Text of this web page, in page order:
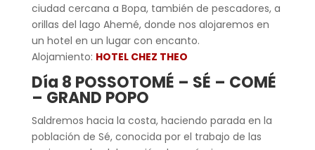
ciudad cercana a Bopa, también de pescadores, a
orillas del lago Ahemé, donde nos alojaremos en
un hotel en un lugar con encanto.
Alojamiento: HOTEL CHEZ THEO
Día 8 POSSOTOMÉ – SÉ – COMÉ
– GRAND POPO
Saldremos hacia la costa, haciendo parada en la
población de Sé, conocida por el trabajo de las